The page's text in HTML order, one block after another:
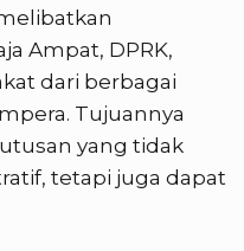
Ampat, DPRK,
dari berbagai
Tujuannya
yang tidak
tetapi juga dapat